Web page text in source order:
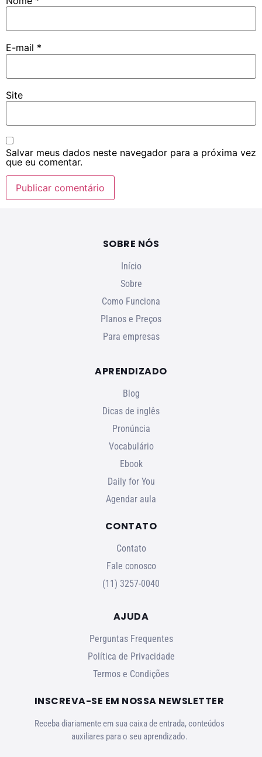
E-mail *
Site
Salvar meus dados neste navegador para a próxima vez
que eu comentar.
SOBRE NÓS
Início
Sobre
Como Funciona
Planos e Preços
Para empresas
APRENDIZADO
Blog
Dicas de inglês
Pronúncia
Vocabulário
Ebook
Daily for You
Agendar aula
CONTATO
Contato
Fale conosco
(11) 3257-0040
AJUDA
Perguntas Frequentes
Política de Privacidade
Termos e Condições
INSCREVA-SE EM NOSSA NEWSLETTER
Receba diariamente em sua caixa de entrada, conteúdos
auxiliares para o seu aprendizado.